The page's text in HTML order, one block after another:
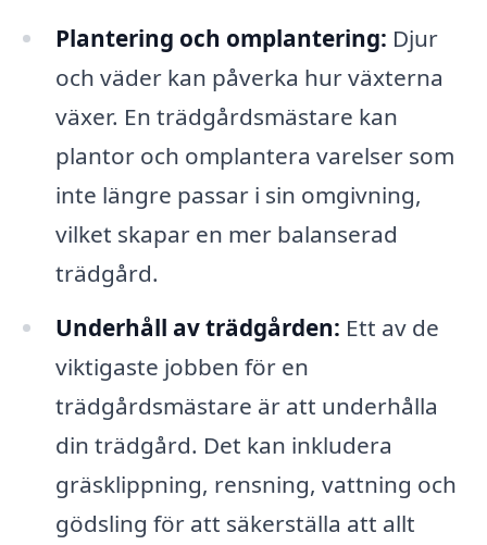
Plantering och omplantering: Djur
och väder kan påverka hur växterna
växer. En trädgårdsmästare kan
plantor och omplantera varelser som
inte längre passar i sin omgivning,
vilket skapar en mer balanserad
trädgård.
Underhåll av trädgården: Ett av de
viktigaste jobben för en
trädgårdsmästare är att underhålla
din trädgård. Det kan inkludera
gräsklippning, rensning, vattning och
gödsling för att säkerställa att allt